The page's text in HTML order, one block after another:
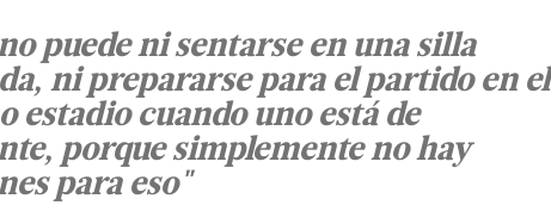
puede ni sentarse en una silla
ni prepararse para el partido en el
estadio cuando uno está de
porque simplemente no hay
para eso"